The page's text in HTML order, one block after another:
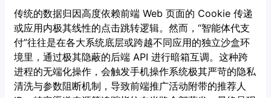
传统的数据归因高度依赖前端 Web 页面的 Cookie 传递
或应用内极其线性的点击跳转逻辑。然而，“智能体代支
付”往往是在各大系统底层或跨越不同应用的独立沙盒环
境里，通过极其隐蔽的后端 API 进行暗箱互调。这种跨
进程的无端化操作，会触发手机操作系统极其严苛的隐私
清洗与参数阻断机制，导致前端推广活动附带的推荐人